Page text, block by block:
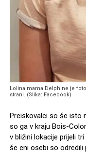
Lolina mama Delphine je
strani. (Slika: Facebook)
Preiskovalci so še isto
so ga v kraju Bois-
v bližini lokacije prijeli
še eni osebi so odredili